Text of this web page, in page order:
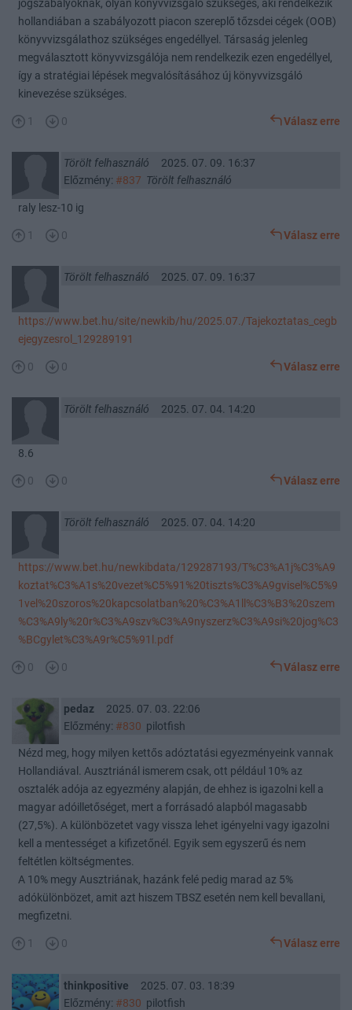
jogszabályoknak, olyan könyvvizsgáló szükséges, aki rendelkezik
hollandiában a szabályozott piacon szereplő tőzsdei cégek (OOB)
könyvvizsgálathoz szükséges engedéllyel. Társaság jelenleg
megválasztott könyvvizsgálója nem rendelkezik ezen engedéllyel,
így a stratégiai lépések megvalósításához új könyvvizsgáló
kinevezése szükséges.
1 0 Válasz erre
Törölt felhasználó
2025. 07. 09. 16:37
Előzmény: #837 Törölt felhasználó
raly lesz-10 ig
1 0 Válasz erre
Törölt felhasználó 2025. 07. 09. 16:37
https://www.bet.hu/site/newkib/hu/2025.07./Tajekoztatas_cegb
ejegyzesrol_129289191
0 0 Válasz erre
Törölt felhasználó 2025. 07. 04. 14:20
8.6
0 0 Válasz erre
Törölt felhasználó 2025. 07. 04. 14:20
https://www.bet.hu/newkibdata/129287193/T%C3%A1j%C3%A9
koztat%C3%A1s%20vezet%C5%91%20tiszts%C3%A9gvisel%C5%9
1vel%20szoros%20kapcsolatban%20%C3%A1ll%C3%B3%20szem
%C3%A9ly%20r%C3%A9szv%C3%A9nyszerz%C3%A9si%20jog%C3
%BCgylet%C3%A9r%C5%91l.pdf
0 0 Válasz erre
pedaz
2025. 07. 03. 22:06
Előzmény: #830 pilotfish
Nézd meg, hogy milyen kettős adóztatási egyezményeink vannak
Hollandiával. Ausztriánál ismerem csak, ott például 10% az
osztalék adója az egyezmény alapján, de ehhez is igazolni kell a
magyar adóilletőséget, mert a forrásadó alapból magasabb
(27,5%). A különbözetet vagy vissza lehet igényelni vagy igazolni
kell a mentességet a kifizetőnél. Egyik sem egyszerű és nem
feltétlen költségmentes.
A 10% megy Ausztriának, hazánk felé pedig marad az 5%
adókülönbözet, amit azt hiszem TBSZ esetén nem kell bevallani,
megfizetni.
1 0 Válasz erre
thinkpositive
2025. 07. 03. 18:39
Előzmény: #830 pilotfish